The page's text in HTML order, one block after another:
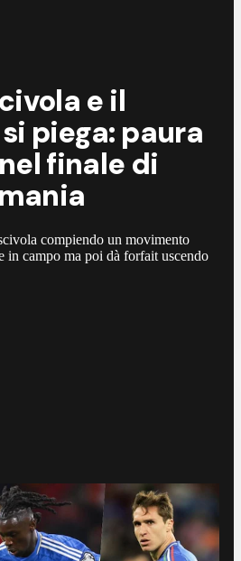
e il
piega: paura
finale di
compiendo un movimento
in campo ma poi dà forfait uscendo